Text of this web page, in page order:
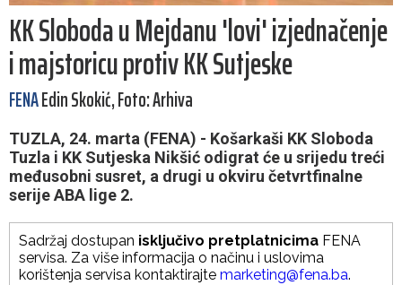
KK Sloboda u Mejdanu 'lovi' izjednačenje
i majstoricu protiv KK Sutjeske
FENAEdin Skokić, Foto: Arhiva
TUZLA, 24. marta (FENA) - Košarkaši KK Sloboda
Tuzla i KK Sutjeska Nikšić odigrat će u srijedu treći
međusobni susret, a drugi u okviru četvrtfinalne
serije ABA lige 2.
Sadržaj dostupan isključivo pretplatnicima FENA
servisa. Za više informacija o načinu i uslovima
korištenja servisa kontaktirajte marketing@fena.ba.